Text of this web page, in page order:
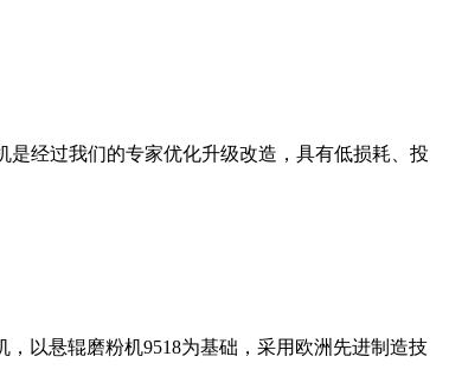
经过我们的专家优化升级改造，具有低损耗、投
以悬辊磨粉机9518为基础，采用欧洲先进制造技